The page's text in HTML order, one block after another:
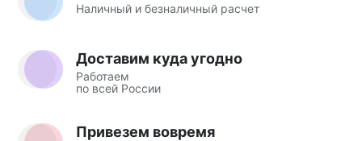
Наличный и безналичный расчет
Доставим куда угодно
Работаем
по всей России
Привезем вовремя